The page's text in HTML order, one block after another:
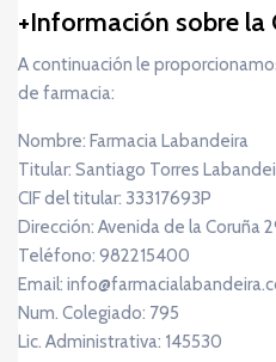
Información sobre la
A continuación le
de farmacia:
Nombre: Farmacia Labandeira
Titular: Santiago Torres
CIF del titular: 33317693P
Dirección: Avenida de la Coruña
Teléfono: 982215400
Email:
Num. Colegiado: 795
Lic. Administrativa: 145530